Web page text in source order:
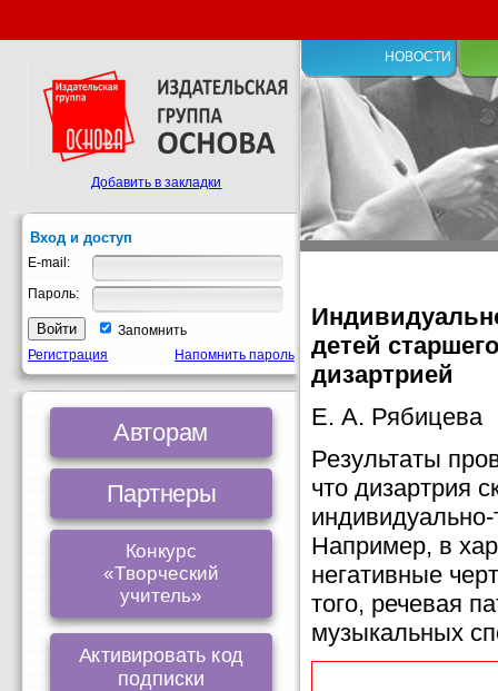
НОВОСТИ
детей
дизартрией
Е. А. Рябицева
Результаты
что дизартрия
индивидуально-
Например, в
негативные
того, речевая
музыкальных
Добавить в закладки
Вход и доступ
E-mail:
Пароль:
Запомнить
Регистрация
Напомнить пароль
Авторам
Партнеры
Конкурс
«Творческий
учитель»
Активировать код
подписки